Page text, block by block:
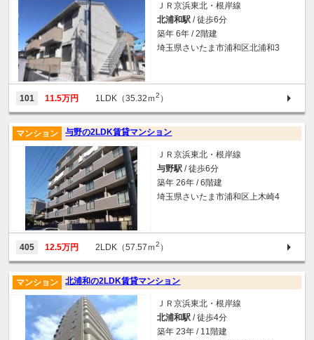
ＪＲ京浜東北・根岸線
北浦和駅 / 徒歩6分
築年 6年 / 2階建
埼玉県さいたま市浦和区北浦和3
101 11.5万円 1LDK（35.32ｍ2 ）
与野の2LDK賃貸マンション
マンション
ＪＲ京浜東北・根岸線
与野駅 / 徒歩6分
築年 26年 / 6階建
埼玉県さいたま市浦和区上木崎4
405 12.5万円 2LDK（57.57ｍ2 ）
北浦和の2LDK賃貸マンション
マンション
ＪＲ京浜東北・根岸線
北浦和駅 / 徒歩4分
築年 23年 / 11階建